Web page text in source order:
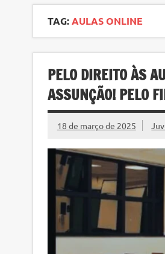
TAG:AULAS ONLINE
PELO DIREITO ÀS
ASSUNÇÃO! PELO
18 de março de 2025